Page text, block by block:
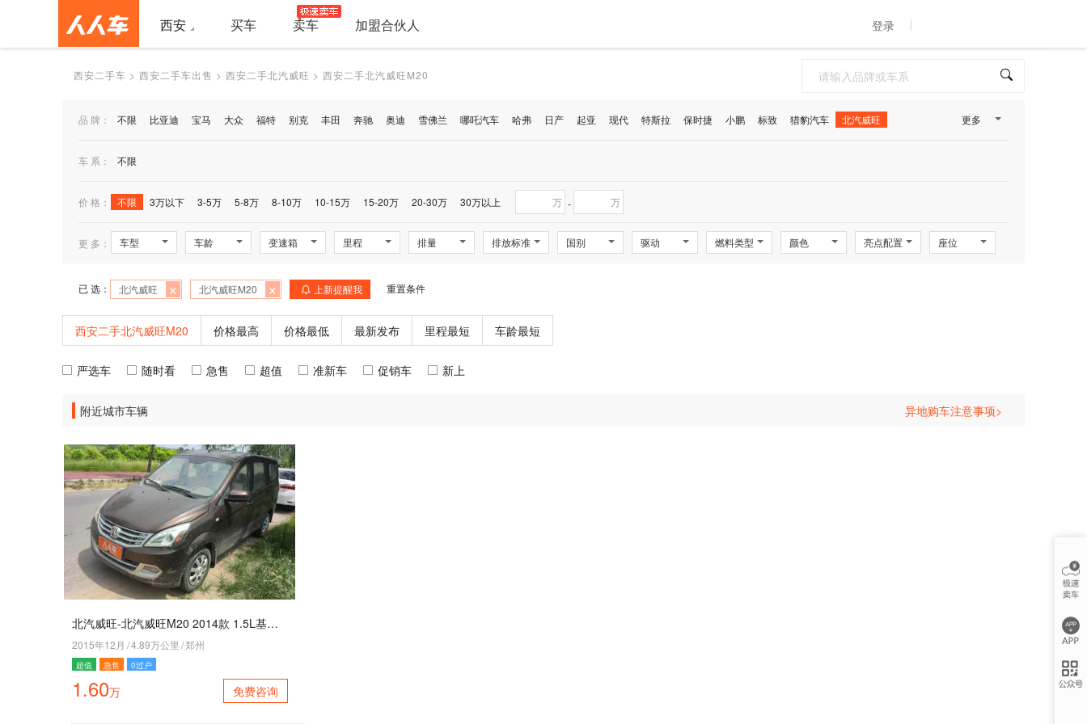
西安 买车 卖车 加盟合伙人 登录
西安二手车 > 西安二手车出售 > 西安二手北汽威旺 > 西安二手北汽威旺M20
品 牌： 不限 比亚迪 宝马 大众 福特 别克 丰田 奔驰 奥迪 雪佛兰 哪吒汽车 哈弗 日产 起亚 现代 特斯拉 保时捷 小鹏 标致 猎豹汽车 北汽威旺 更多
车 系： 不限
价 格： 不限 3万以下 3-5万 5-8万 8-10万 10-15万 15-20万 20-30万 30万以上 万 - 万
更 多： 车型 车龄 变速箱 里程 排量 排放标准 国别 驱动 燃料类型 颜色 亮点配置 座位
已 选： 北汽威旺 × 北汽威旺M20 × 上新提醒我 重置条件
西安二手北汽威旺M20 价格最高 价格最低 最新发布 里程最短 车龄最短
严选车 随时看 急售 超值 准新车 促销车 新上
附近城市车辆 异地购车注意事项>
北汽威旺-北汽威旺M20 2014款 1.5L基本型BJ415B
2015年12月 /4.89万公里 /郑州
超值 急售 0过户
1.60万 免费咨询